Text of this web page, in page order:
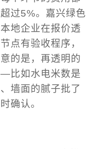
过5%。嘉兴绿色
地企业在报价透
点有验收程序，
的是，再透明的
比如水电米数是
墙面的腻子批了
确认。